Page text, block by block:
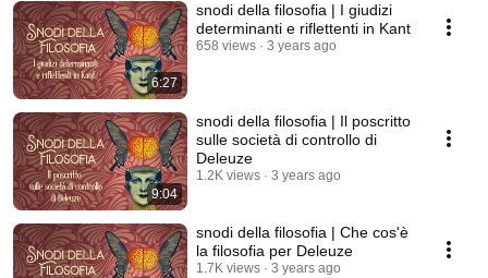
6:27
snodi della filosofia | I giudizi
determinanti e riflettenti in Kant
658 views 3 years ago
9:04
snodi della filosofia | Il poscritto
sulle società di controllo di
Deleuze
1.2K views 3 years ago
snodi della filosofia | Che cos'è
la filosofia per Deleuze
1.7K views 3 years ago